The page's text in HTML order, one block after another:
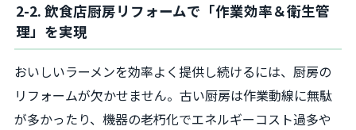
2-2. 飲食店厨房リフォームで「作業効率＆衛生管
理」を実現
おいしいラーメンを効率よく提供し続けるには、厨房の
リフォームが欠かせません。古い厨房は作業動線に無駄
が多かったり、機器の老朽化でエネルギーコスト過多や